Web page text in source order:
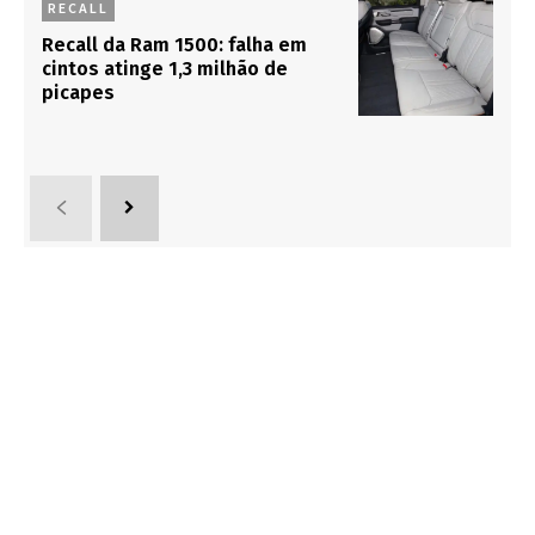
RECALL
Recall da Ram 1500: falha em
cintos atinge 1,3 milhão de
picapes